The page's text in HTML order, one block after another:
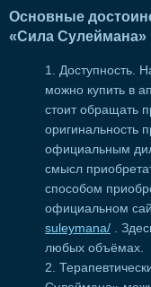
Основные
«Сила Сулеймана»
Доступность.
можно купить в
стоит обращать
оригинальность
официальным
смысл
способом
официальном
suleymana/ .
любых объёмах.